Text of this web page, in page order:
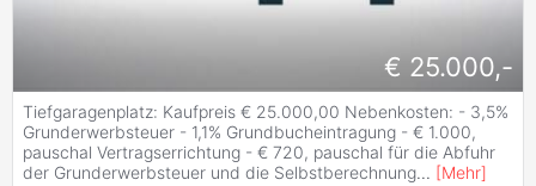
€ 25.000,-
Tiefgaragenplatz: Kaufpreis € 25.000,00 Nebenkosten: - 3,5%
Grunderwerbsteuer - 1,1% Grundbucheintragung - € 1.000,
pauschal Vertragserrichtung - € 720, pauschal für die Abfuhr
der Grunderwerbsteuer und die Selbstberechnung... [Mehr]